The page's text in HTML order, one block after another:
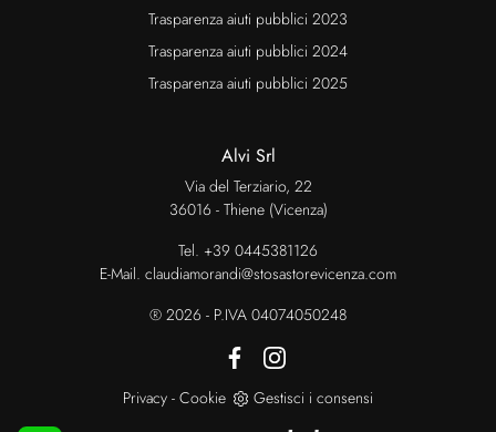
Trasparenza aiuti pubblici 2023
Trasparenza aiuti pubblici 2024
Trasparenza aiuti pubblici 2025
Alvi Srl
Via del Terziario, 22
36016 - Thiene (Vicenza)
Tel. +39 0445381126
E-Mail. claudiamorandi@stosastorevicenza.com
® 2026 - P.IVA 04074050248
Privacy - Cookie
Gestisci i consensi